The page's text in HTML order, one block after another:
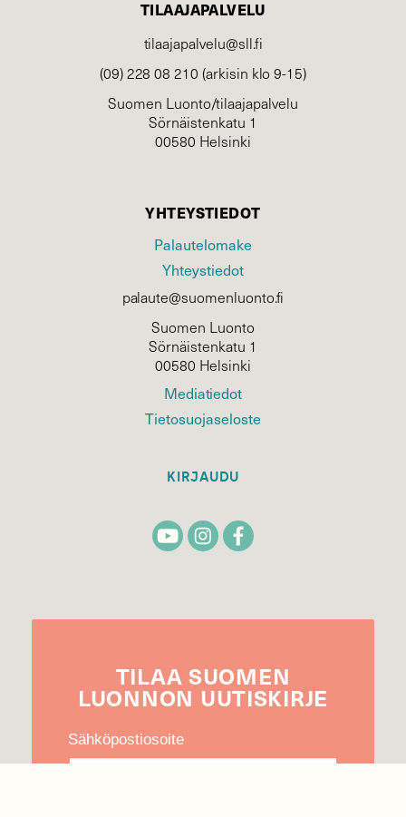
TILAAJAPALVELU
tilaajapalvelu@sll.fi
(09) 228 08 210 (arkisin klo 9-15)
Suomen Luonto/tilaajapalvelu
Sörnäistenkatu 1
00580 Helsinki
YHTEYSTIEDOT
Palautelomake
Yhteystiedot
palaute@suomenluonto.fi
Suomen Luonto
Sörnäistenkatu 1
00580 Helsinki
Mediatiedot
Tietosuojaseloste
KIRJAUDU
TILAA SUOMEN
LUONNON UUTIS­KIRJE
Sähköpostiosoite